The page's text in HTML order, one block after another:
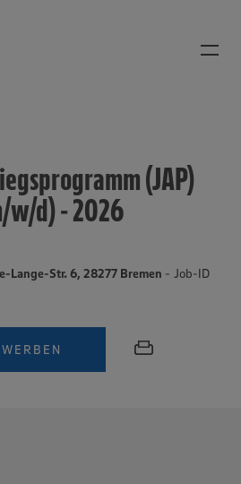
(JAP)
w/d) - 2026
Lange-Str. 6, 28277 Bremen - Job-ID